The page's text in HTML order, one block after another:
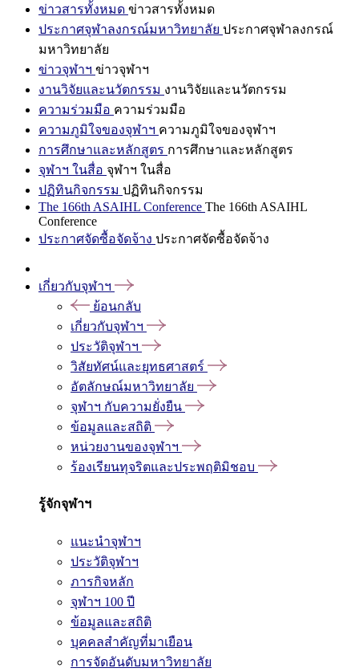
ข่าวสารทั้งหมด ข่าวสารทั้งหมด
ประกาศจุฬาลงกรณ์มหาวิทยาลัย ประกาศจุฬาลงกรณ์
มหาวิทยาลัย
ข่าวจุฬาฯ ข่าวจุฬาฯ
งานวิจัยและนวัตกรรม งานวิจัยและนวัตกรรม
ความร่วมมือ ความร่วมมือ
ความภูมิใจของจุฬาฯ ความภูมิใจของจุฬาฯ
การศึกษาและหลักสูตร การศึกษาและหลักสูตร
จุฬาฯ ในสื่อ จุฬาฯ ในสื่อ
ปฏิทินกิจกรรม ปฏิทินกิจกรรม
The 166th ASAIHL Conference The 166th ASAIHL
Conference
ประกาศจัดซื้อจัดจ้าง ประกาศจัดซื้อจัดจ้าง
เกี่ยวกับจุฬาฯ
ย้อนกลับ
เกี่ยวกับจุฬาฯ
ประวัติจุฬาฯ
วิสัยทัศน์และยุทธศาสตร์
อัตลักษณ์มหาวิทยาลัย
จุฬาฯ กับความยั่งยืน
ข้อมูลและสถิติ
หน่วยงานของจุฬาฯ
ร้องเรียนทุจริตและประพฤติมิชอบ
รู้จักจุฬาฯ
แนะนำจุฬาฯ
ประวัติจุฬาฯ
ภารกิจหลัก
จุฬาฯ 100 ปี
ข้อมูลและสถิติ
บุคคลสำคัญที่มาเยือน
การจัดอันดับมหาวิทยาลัย